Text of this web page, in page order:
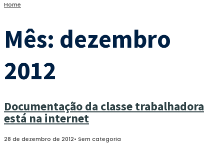
Home
Mês: dezembro
2012
Documentação da classe trabalhadora
está na internet
28 de dezembro de 2012• Sem categoria